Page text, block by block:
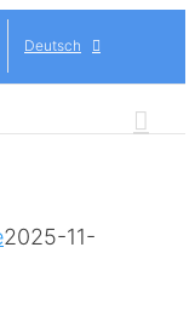
Deutsch
2025-11-